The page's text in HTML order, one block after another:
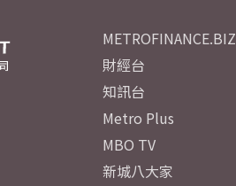
METROFINANCE.BIZ
財經台
知訊台
Metro Plus
MBO TV
新城八大家